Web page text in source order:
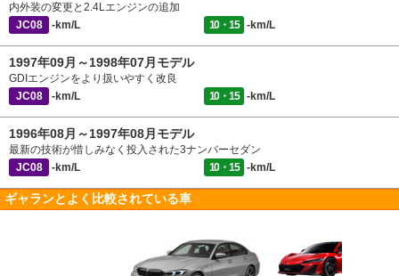
内外装の変更と2.4Lエンジンの追加
JC08
-km/L 10・15 -km/L
1997年09月～1998年07月モデル
GDIエンジンをより扱いやすく改良
JC08
-km/L 10・15 -km/L
1996年08月～1997年08月モデル
最新の技術が惜しみなく投入された3ナンバーセダン
JC08
-km/L 10・15 -km/L
ギャランとよく比較されている車